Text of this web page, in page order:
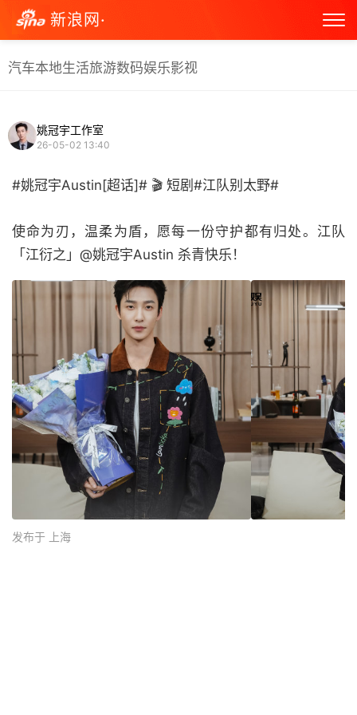
新浪网·
汽车本地生活旅游数码娱乐影视
姚冠宇工作室
26-05-02 13:40
#姚冠宇Austin[超话]# 🎬 短剧#江队别太野#
使命为刃，温柔为盾，愿每一份守护都有归处。江队
「江衍之」@姚冠宇Austin 杀青快乐！ ​
发布于 上海